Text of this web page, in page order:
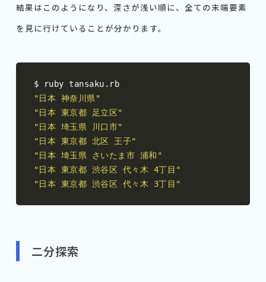
結果はこのようになり、深さが浅い順に、全ての末端要素
を見に行けていることが分かります。
$ ruby tansaku .
"日本 神奈川県"
"日本 東京都 足立区"
"日本 埼玉県 川口市"
"日本 東京都 北区 王子"
"日本 埼玉県 さいたま市 浦和"
"日本 東京都 渋谷区 代々木 4丁目"
"日本 東京都 渋谷区 代々木 3丁目"
二分探索